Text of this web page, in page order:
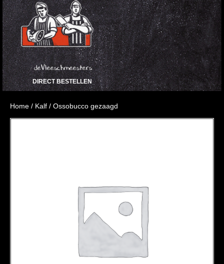
deVleeschmeesters
DIRECT BESTELLEN
Home / Kalf / Ossobucco gezaagd